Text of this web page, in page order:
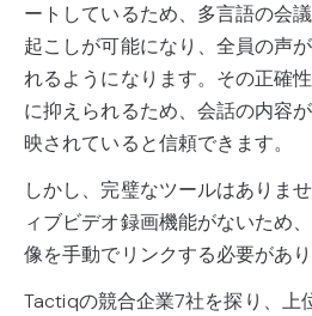
ートしているため、多言語の会
起こしが可能になり、全員の声
れるようになります。その正確
に抑えられるため、会話の内容
映されていると信頼できます。
しかし、完璧なツールはありま
ィブビデオ録画機能がないため
像を手動でリンクする必要があり
Tactiqの競合企業7社を探り、上